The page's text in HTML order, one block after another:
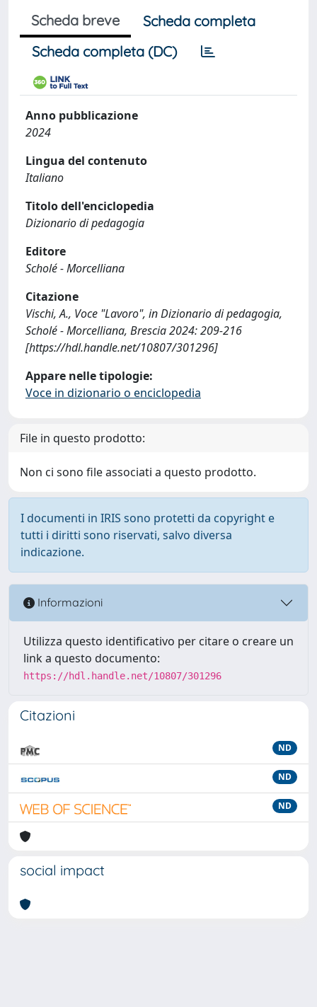
Scheda breve
Scheda completa
Scheda completa (DC)
Anno pubblicazione
2024
Lingua del contenuto
Italiano
Titolo dell'enciclopedia
Dizionario di pedagogia
Editore
Scholé - Morcelliana
Citazione
Vischi, A., Voce "Lavoro", in Dizionario di pedagogia,
Scholé - Morcelliana, Brescia 2024: 209-216
[https://hdl.handle.net/10807/301296]
Appare nelle tipologie:
Voce in dizionario o enciclopedia
File in questo prodotto:
Non ci sono file associati a questo prodotto.
I documenti in IRIS sono protetti da copyright e
tutti i diritti sono riservati, salvo diversa
indicazione.
Informazioni
Utilizza questo identificativo per citare o creare un
link a questo documento:
https://hdl.handle.net/10807/301296
Citazioni
ND
ND
ND
social impact